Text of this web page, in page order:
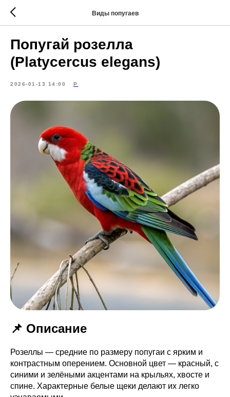
Виды попугаев
Попугай розелла
(Platycercus elegans)
2026-01-13 14:00 Р
📌 Описание
Розеллы — средние по размеру попугаи с ярким и
контрастным оперением. Основной цвет — красный, с
синими и зелёными акцентами на крыльях, хвосте и
спине. Характерные белые щеки делают их легко